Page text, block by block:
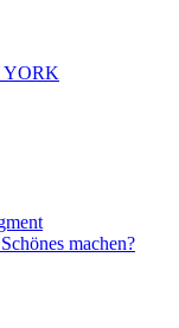
YORK
machen?